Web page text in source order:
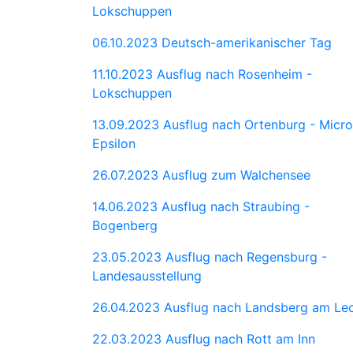
Lokschuppen
06.10.2023 Deutsch-amerikanischer Tag
11.10.2023 Ausflug nach Rosenheim -
Lokschuppen
13.09.2023 Ausflug nach Ortenburg - Micro
Epsilon
26.07.2023 Ausflug zum Walchensee
14.06.2023 Ausflug nach Straubing -
Bogenberg
23.05.2023 Ausflug nach Regensburg -
Landesausstellung
26.04.2023 Ausflug nach Landsberg am
22.03.2023 Ausflug nach Rott am Inn